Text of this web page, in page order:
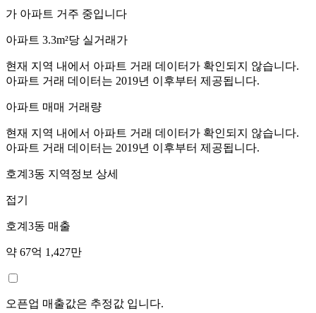
가 아파트 거주 중입니다
아파트 3.3m²당 실거래가
현재 지역 내에서 아파트 거래 데이터가 확인되지 않습니다.
아파트 거래 데이터는 2019년 이후부터 제공됩니다.
아파트 매매 거래량
현재 지역 내에서 아파트 거래 데이터가 확인되지 않습니다.
아파트 거래 데이터는 2019년 이후부터 제공됩니다.
호계3동 지역정보 상세
접기
호계3동 매출
약 67억 1,427만
오픈업 매출값은 추정값 입니다.